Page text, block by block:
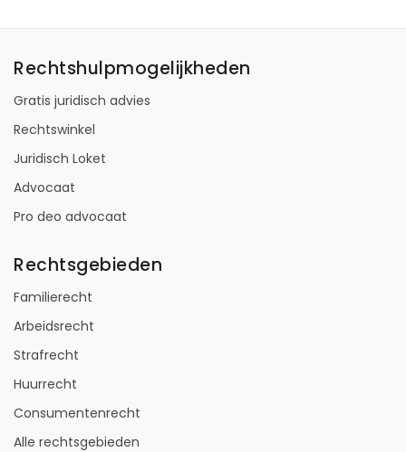
Rechtshulpmogelijkheden
Gratis juridisch advies
Rechtswinkel
Juridisch Loket
Advocaat
Pro deo advocaat
Rechtsgebieden
Familierecht
Arbeidsrecht
Strafrecht
Huurrecht
Consumentenrecht
Alle rechtsgebieden